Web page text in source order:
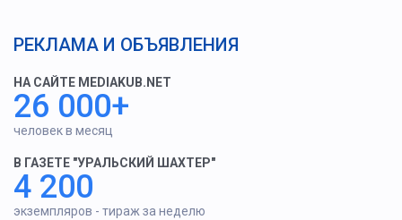
РЕКЛАМА И ОБЪЯВЛЕНИЯ
НА САЙТЕ MEDIAKUB.NET
26 000+
человек в месяц
В ГАЗЕТЕ "УРАЛЬСКИЙ ШАХТЕР"
4 200
экземпляров - тираж за неделю